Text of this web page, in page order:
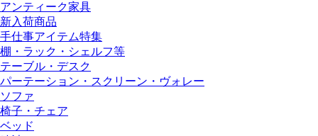
アンティーク家具
新入荷商品
手仕事アイテム特集
棚・ラック・シェルフ等
テーブル・デスク
パーテーション・スクリーン・ヴォレー
ソファ
椅子・チェア
ベッド